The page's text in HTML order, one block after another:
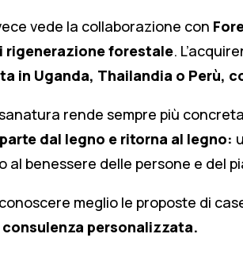
vede la collaborazione con
rigenerazione forestale.
in Uganda, Thailandia o Perù,
rende sempre più concreta
dal legno e ritorna al legno:
al benessere delle persone e del
meglio le proposte di
personalizzata.